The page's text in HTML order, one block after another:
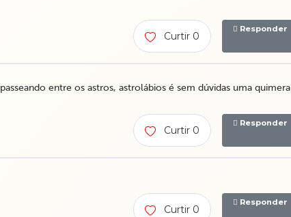
Curtir 0
Responder
entre os astros, astrolábios é sem dúvidas uma quimera
Curtir 0
Responder
Curtir 0
Responder